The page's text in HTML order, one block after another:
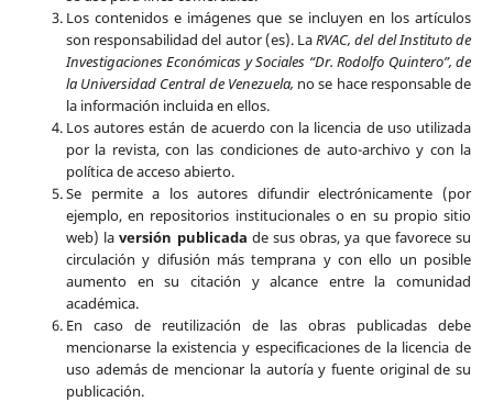
Los contenidos e imágenes que se incluyen en los artículos
son responsabilidad del autor (es). LaRVAC, del del Instituto de
Investigaciones Económicas y Sociales “Dr. Rodolfo Quintero”, de
la Universidad Central de Venezuela, no se hace responsable de
la información incluida en ellos.
Los autores están de acuerdo con la licencia de uso utilizada
por la revista, con las condiciones de auto-archivo y con la
política de acceso abierto.
Se permite a los autores difundir electrónicamente (por
ejemplo, en repositorios institucionales o en su propio sitio
web) laversión publicada de sus obras, ya que favorece su
circulación y difusión más temprana y con ello un posible
aumento en su citación y alcance entre la comunidad
académica.
En caso de reutilización de las obras publicadas debe
mencionarse la existencia y especificaciones de la licencia de
uso además de mencionar la autoría y fuente original de su
publicación.